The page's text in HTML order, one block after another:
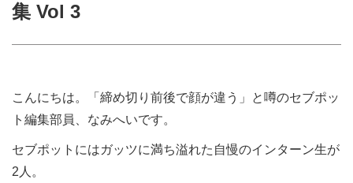
集 Vol 3
こんにちは。「締め切り前後で顔が違う」と噂のセブポッ
ト編集部員、なみへいです。
セブポットにはガッツに満ち溢れた自慢のインターン生が
2人。